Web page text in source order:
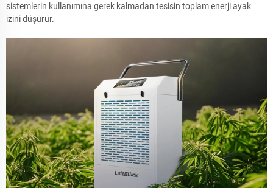
sistemlerin kullanımına gerek kalmadan tesisin toplam enerji ayak
izini düşürür.